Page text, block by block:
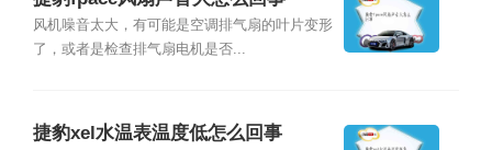
风机噪音太大，有可能是空调排气扇的叶片变形
了，或者是检查排气扇电机是否...
捷豹xel水温表温度低怎么回事